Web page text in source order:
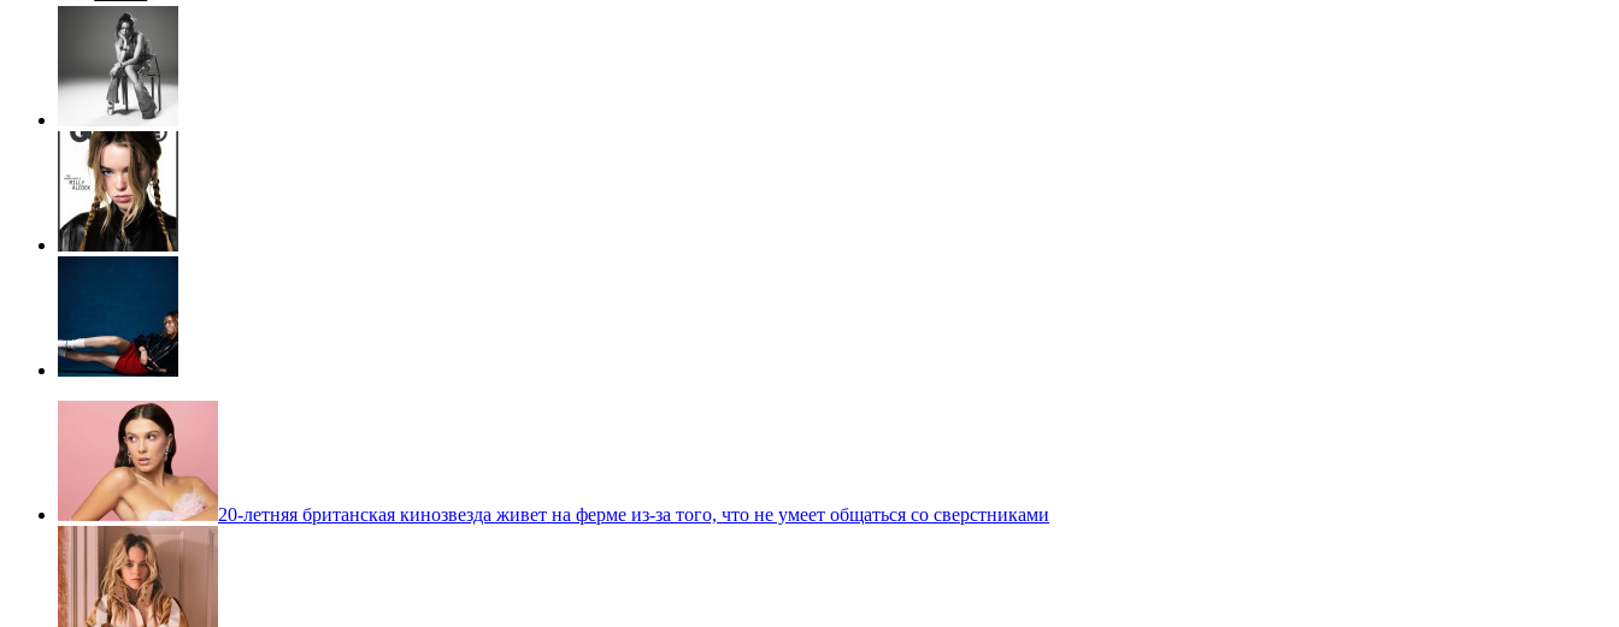
20-летняя британская кинозвезда живет на ферме из-за того, что не умеет общаться со сверстниками